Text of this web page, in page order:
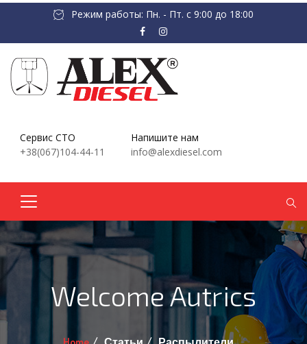
Режим работы: Пн. - Пт. с 9:00 до 18:00
Сервис СТО
+38(067)104-44-11
Напишите нам
info@alexdiesel.com
Welcome Autrics